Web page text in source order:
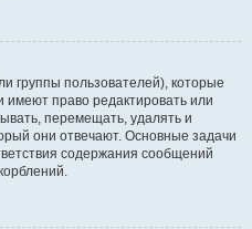
группы пользователей), которые
право редактировать или
перемещать, удалять и
они отвечают. Основные задачи
содержания сообщений